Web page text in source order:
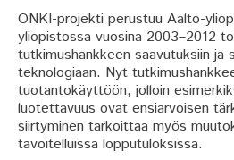
ONKI-projekti perustuu Aalto-
yliopistossa vuosina 2003–2012
tutkimushankkeen saavutuksiin ja
teknologiaan. Nyt
tuotantokäyttöön, jolloin
luotettavuus ovat ensiarvoisen
siirtyminen tarkoittaa myös
tavoitelluissa lopputuloksissa.